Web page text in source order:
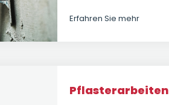
Erfahren Sie mehr
Pflasterarbeiten